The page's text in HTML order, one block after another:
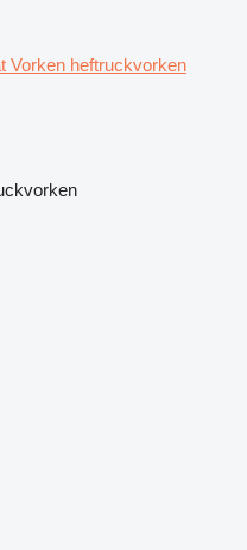
Vorken heftruckvorken